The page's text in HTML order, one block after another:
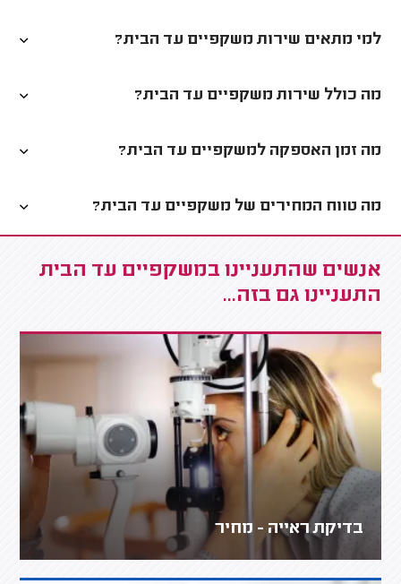
למי מתאים שירות משקפיים עד הבית?
מה כולל שירות משקפיים עד הבית?
מה זמן האספקה למשקפיים עד הבית?
מה טווח המחירים של משקפיים עד הבית?
אנשים שהתעניינו במשקפיים עד הבית
התעניינו גם בזה...
בדיקת ראייה - מחיר